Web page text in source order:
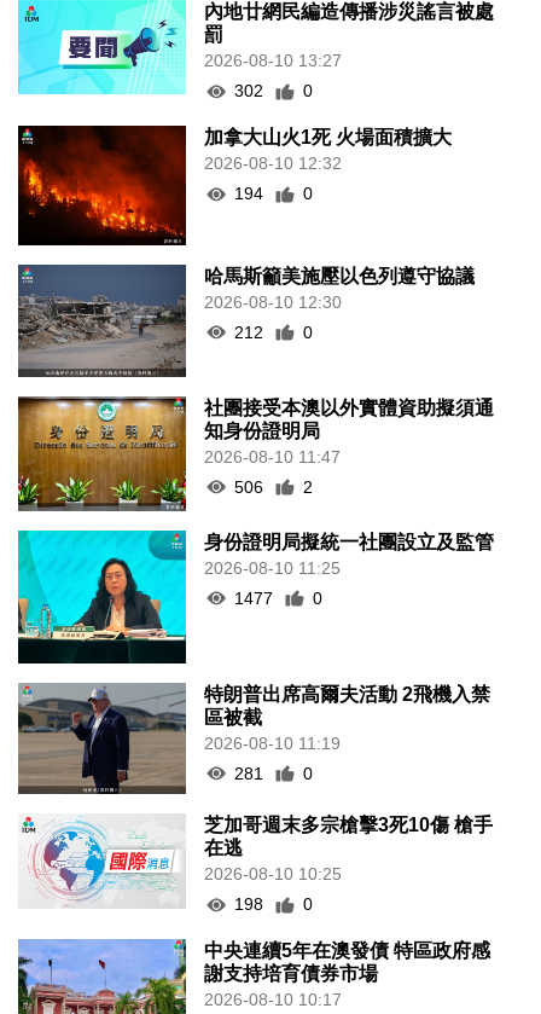
內地廿網民編造傳播涉災謠言被處
罰
2026-08-10 13:27
302
0
加拿大山火1死 火場面積擴大
2026-08-10 12:32
194
0
哈馬斯籲美施壓以色列遵守協議
2026-08-10 12:30
212
0
社團接受本澳以外實體資助擬須通
知身份證明局
2026-08-10 11:47
506
2
身份證明局擬統一社團設立及監管
2026-08-10 11:25
1477
0
特朗普出席高爾夫活動 2飛機入禁
區被截
2026-08-10 11:19
281
0
芝加哥週末多宗槍擊3死10傷 槍手
在逃
2026-08-10 10:25
198
0
中央連續5年在澳發債 特區政府感
謝支持培育債券市場
2026-08-10 10:17